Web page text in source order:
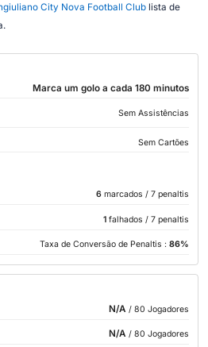
City Nova Football Clublista de
Marca um golo a cada 180 minutos
Sem Assistências
Sem Cartões
6 marcados / 7 penaltis
1 falhados / 7 penaltis
Taxa de Conversão de Penaltis : 86%
N/A / 80 Jogadores
N/A / 80 Jogadores